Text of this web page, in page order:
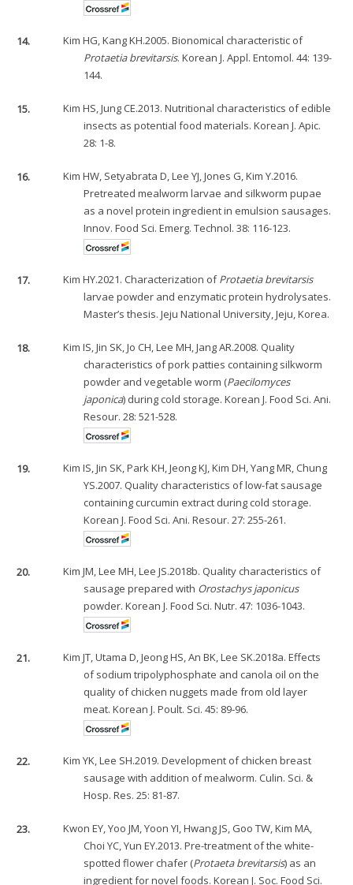
14.
Kim HG, Kang KH.2005. Bionomical characteristic of
Protaetia brevitarsis. Korean J. Appl. Entomol. 44: 139-
144.
15.
Kim HS, Jung CE.2013. Nutritional characteristics of edible
insects as potential food materials. Korean J. Apic.
28: 1-8.
16.
Kim HW, Setyabrata D, Lee YJ, Jones G, Kim Y.2016.
Pretreated mealworm larvae and silkworm pupae
as a novel protein ingredient in emulsion sausages.
Innov. Food Sci. Emerg. Technol. 38: 116-123.
17. Kim HY.2021. Characterization ofProtaetia brevitarsis
larvae powder and enzymatic protein hydrolysates.
Master’s thesis. Jeju National University, Jeju, Korea.
18.
Kim IS, Jin SK, Jo CH, Lee MH, Jang AR.2008. Quality
characteristics of pork patties containing silkworm
powder and vegetable worm (Paecilomyces
japonica) during cold storage. Korean J. Food Sci. Ani.
Resour. 28: 521-528.
19.
Kim IS, Jin SK, Park KH, Jeong KJ, Kim DH, Yang MR, Chung
YS.2007. Quality characteristics of low-fat sausage
containing curcumin extract during cold storage.
Korean J. Food Sci. Ani. Resour. 27: 255-261.
20.
Kim JM, Lee MH, Lee JS.2018b. Quality characteristics of
sausage prepared with Orostachys japonicus
powder. Korean J. Food Sci. Nutr. 47: 1036-1043.
21.
Kim JT, Utama D, Jeong HS, An BK, Lee SK.2018a. Effects
of sodium tripolyphosphate and canola oil on the
quality of chicken nuggets made from old layer
meat. Korean J. Poult. Sci. 45: 89-96.
22.
Kim YK, Lee SH.2019. Development of chicken breast
sausage with addition of mealworm. Culin. Sci. &
Hosp. Res. 25: 81-87.
23.
Kwon EY, Yoo JM, Yoon YI, Hwang JS, Goo TW, Kim MA,
Choi YC, Yun EY.2013. Pre-treatment of the white-
spotted flower chafer (Protaeta brevitarsis) as an
ingredient for novel foods. Korean J. Soc. Food Sci.